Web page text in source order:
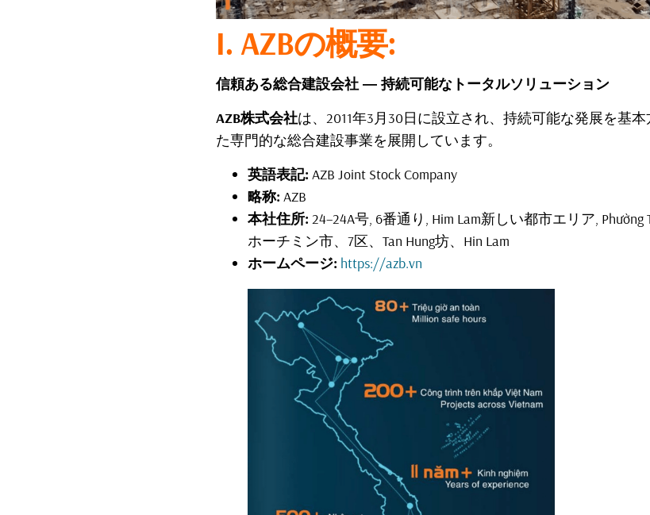
I. AZBの概要:
信頼ある総合建設会社 ― 持続可能なトータルソリューション
AZB株式会社は、2011年3月30日に設立され、持続可能な発展を基
た専門的な総合建設事業を展開しています。
英語表記: AZB Joint Stock Company
略称: AZB
本社住所: 24–24A号, 6番通り, Him Lam新しい都市エリア, Phường
ホーチミン市、7区、Tan Hung坊、Hin Lam
ホームページ: https://azb.vn